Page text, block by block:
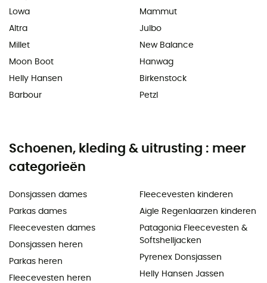
Lowa
Altra
Millet
Moon Boot
Helly Hansen
Barbour
Mammut
Julbo
New Balance
Hanwag
Birkenstock
Petzl
Schoenen, kleding & uitrusting : meer
categorieën
Donsjassen dames
Parkas dames
Fleecevesten dames
Donsjassen heren
Parkas heren
Fleecevesten heren
Fleecevesten kinderen
Aigle Regenlaarzen kinderen
Patagonia Fleecevesten &
Softshelljacken
Pyrenex Donsjassen
Helly Hansen Jassen